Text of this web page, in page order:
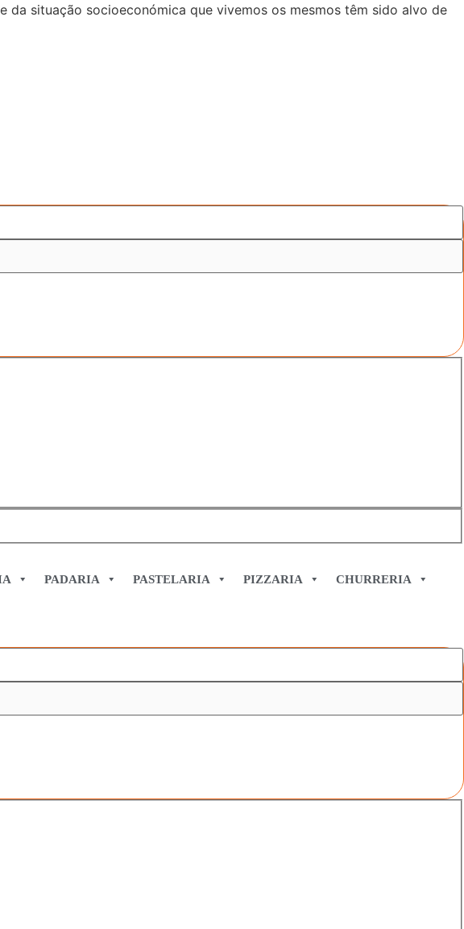
situação socioeconómica que vivemos os mesmos têm sido alvo de
PADARIA PASTELARIA PIZZARIA CHURRERIA